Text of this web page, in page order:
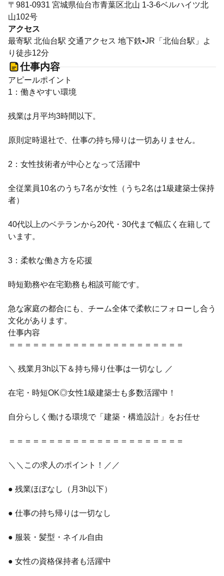
〒981-0931 宮城県仙台市青葉区北山 1-3-6ベルハイツ北
山102号
アクセス
最寄駅 北仙台駅 交通アクセス 地下鉄•JR「北仙台駅」よ
り徒歩12分
仕事内容
アピールポイント
1：働きやすい環境
残業は月平均3時間以下。
原則定時退社で、仕事の持ち帰りは一切ありません。
2：女性技術者が中心となって活躍中
全従業員10名のうち7名が女性（うち2名は1級建築士保持
者）
40代以上のベテランから20代・30代まで幅広く在籍して
います。
3：柔軟な働き方を応援
時短勤務や在宅勤務も相談可能です。
急な家庭の都合にも、チーム全体で柔軟にフォローし合う
文化があります。
仕事内容
＝＝＝＝＝＝＝＝＝＝＝＝＝＝＝＝＝＝＝＝＝＝
＼ 残業月3h以下＆持ち帰り仕事は一切なし ／
在宅・時短OK◎女性1級建築士も多数活躍中！
自分らしく働ける環境で「建築・構造設計」をお任せ
＝＝＝＝＝＝＝＝＝＝＝＝＝＝＝＝＝＝＝＝＝＝
＼＼この求人のポイント！／／
● 残業ほぼなし（月3h以下）
● 仕事の持ち帰りは一切なし
● 服装・髪型・ネイル自由
● 女性の資格保持者も活躍中